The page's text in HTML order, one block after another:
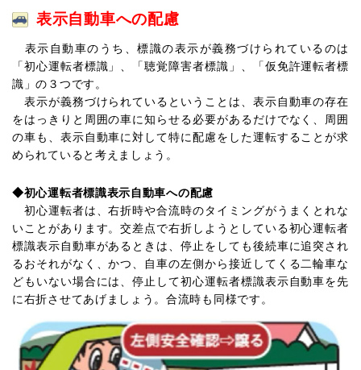
表示自動車への配慮
表示自動車のうち、標識の表示が義務づけられているのは
「初心運転者標識」、「聴覚障害者標識」、「仮免許運転者標
識」の３つです。
表示が義務づけられているということは、表示自動車の存在
をはっきりと周囲の車に知らせる必要があるだけでなく、周囲
の車も、表示自動車に対して特に配慮をした運転することが求
められていると考えましょう。
◆初心運転者標識表示自動車への配慮
初心運転者は、右折時や合流時のタイミングがうまくとれな
いことがあります。交差点で右折しようとしている初心運転者
標識表示自動車があるときは、停止をしても後続車に追突され
るおそれがなく、かつ、自車の左側から接近してくる二輪車な
どもいない場合には、停止して初心運転者標識表示自動車を先
に右折させてあげましょう。合流時も同様です。